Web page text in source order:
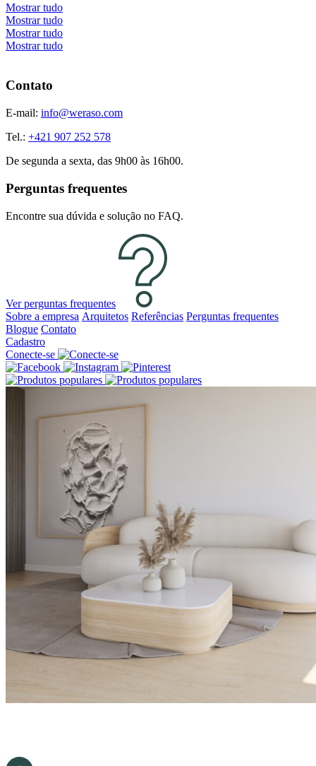
Mostrar tudo
Mostrar tudo
Mostrar tudo
Mostrar tudo
Contato
E-mail: info@weraso.com
Tel.: +421 907 252 578
De segunda a sexta, das 9h00 às 16h00.
Perguntas frequentes
Encontre sua dúvida e solução no FAQ.
Ver perguntas frequentes
Sobre a empresa Arquitetos Referências Perguntas frequentes
Blogue Contato
Cadastro
Conecte-se